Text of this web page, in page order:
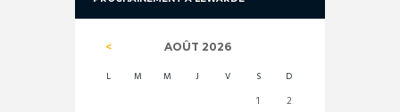
AOÛT 2026
L M M J V S D
1 2